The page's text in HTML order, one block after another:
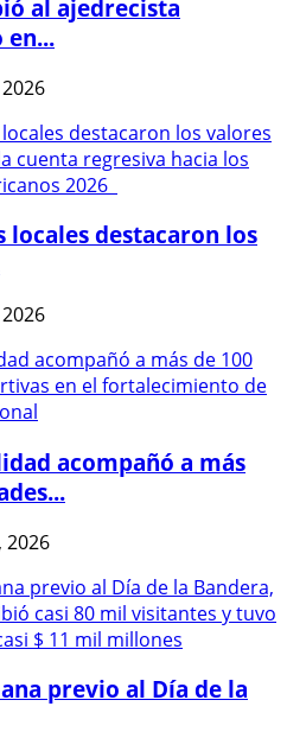
al ajedrecista
en...
locales destacaron los
acompañó a más
2026
previo al Día de la